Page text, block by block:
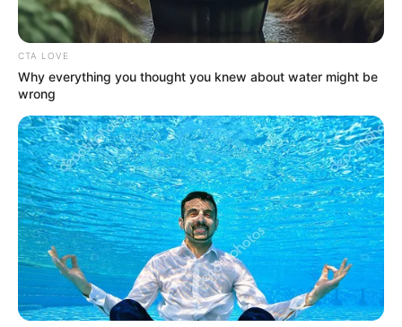
CTA LOVE
Why everything you thought you knew about water might be
wrong